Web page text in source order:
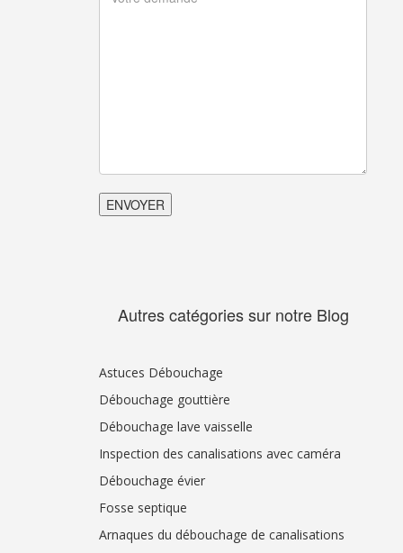
Autres catégories sur notre Blog
Astuces Débouchage
Débouchage gouttière
Débouchage lave vaisselle
Inspection des canalisations avec caméra
Débouchage évier
Fosse septique
Arnaques du débouchage de canalisations